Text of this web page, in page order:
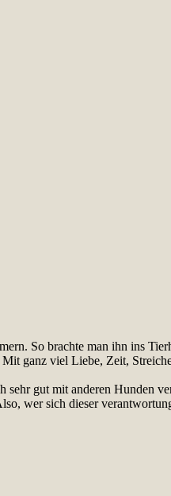
So brachte man ihn ins
ganz viel Liebe, Zeit,
sehr gut mit anderen Hunden
wer sich dieser